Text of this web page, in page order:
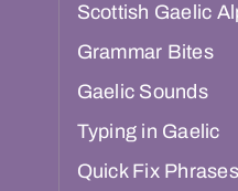
Scottish Gaelic
Grammar Bites
Gaelic Sounds
Typing in Gaelic
Quick Fix Phrases